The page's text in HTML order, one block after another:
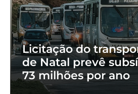
Licitação do
de Natal prevê
73 milhões por ano